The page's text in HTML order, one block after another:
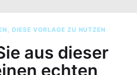
DIESE VORLAGE ZU NUTZEN
aus dieser
echten